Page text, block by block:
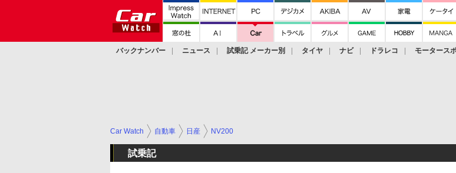
バックナンバー ニュース 試乗記 メーカー別 タイヤ ナビ ドラレコ モータース
Car Watch 自動車 日産 NV200
試乗記